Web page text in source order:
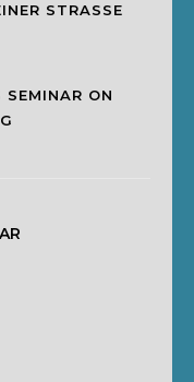
STRASSE
SEMINAR ON